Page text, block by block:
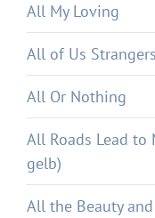
All My Loving
All of Us Strangers
All Or Nothing
All Roads Lead to
gelb)
All the Beauty